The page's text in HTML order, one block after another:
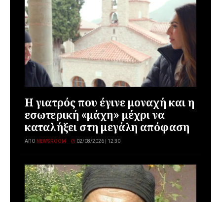
Η γιατρός που έγινε μοναχή και η
εσωτερική «μάχη» μέχρι να
καταλήξει στη μεγάλη απόφαση
ΑΠΌ NEWSROOM 02/08/2026 | 12:30